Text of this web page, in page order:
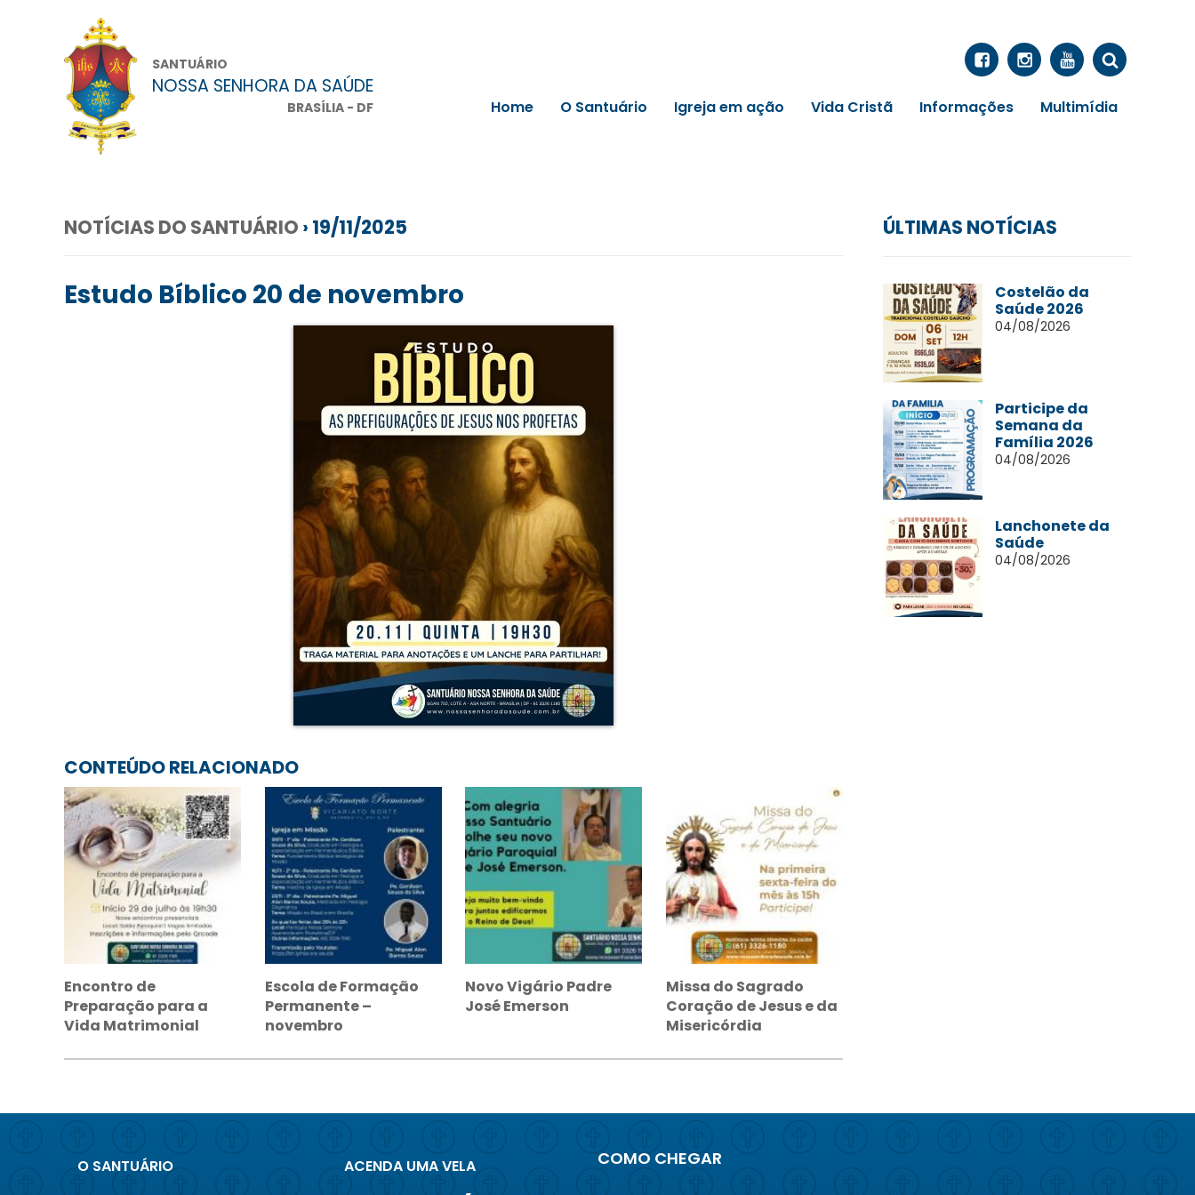
SANTUÁRIO
NOSSA SENHORA DA SAÚDE
BRASÍLIA - DF Home O Santuário Igreja em ação Vida Cristã Informações Multimídia
NOTÍCIAS DO SANTUÁRIO › 19/11/2025
Estudo Bíblico 20 de novembro
CONTEÚDO RELACIONADO
Encontro de
Preparação para a
Vida Matrimonial
Escola de Formação
Permanente –
novembro
Novo Vigário Padre
José Emerson
Missa do Sagrado
Coração de Jesus e da
Misericórdia
ÚLTIMAS NOTÍCIAS
Costelão da
Saúde 2026
04/08/2026
Participe da
Semana da
Família 2026
04/08/2026
Lanchonete da
Saúde
04/08/2026
O SANTUÁRIO
ACENDA UMA VELA
COMO CHEGAR